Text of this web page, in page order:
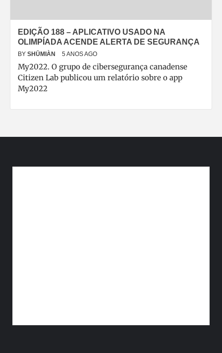
EDIÇÃO 188 – APLICATIVO USADO NA
OLIMPÍADA ACENDE ALERTA DE SEGURANÇA
BY SHŪMIÀN 5 ANOS AGO
My2022. O grupo de cibersegurança canadense
Citizen Lab publicou um relatório sobre o app
My2022